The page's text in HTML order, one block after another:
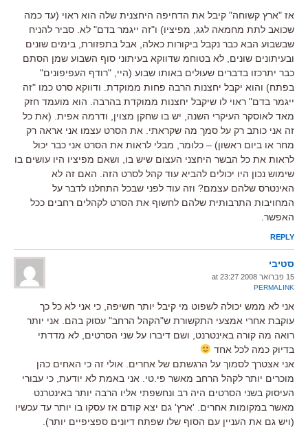
אז "ארץ קשוחה" קיבל את הדחיפה היחצנית שלה הוא ראוי (עד כמה
שכואב לתת מחמאה לגג, מפיציו) ו"זה ייגמר בדם" לא. סביר להניח
שבשבוע הבא כבר נקבל ביקורות כאלה, אבל בתפזורת, בימים שונים
ובעיתונים שונים, לא בטוחמ שדווקא בעיתוני סוף השבוע שמן הסתם
כבר יתרכזו בדברים שעולים באותו שבוע (היי, "רודף העפיפונים"
בפתח) והוא יקבל יחצנות הרבה פחות ממוקדת. ודווקא סרט כמו "זה
ייגמר בדם" ראוי לו שיקבל יחצנות ממוקדת בהרבה. הוא מועמד חזק
מאד לאוסקר העיקרי השנה, יש בו שחקן מצוין, ודרמה אפית. (את כל
זה אני כותב רק על סמך מה שקראתי. את הסרט עצמו אני אראה רק
מחר או ביום ראשון) – כלומר, מבלי לראות את הסרט אני כבר יכול
לראות את כל הבשר היחצני העצום שיש בו, ושאם מפיציו היו עושים בו
שימוש נכון היו יכולים להביא עוד קהל לסרט הזה. האם זה לא
האינטרס שלהם עצמם? וזה עוד לפני שבכל התחלנו לדבר על
המחויבות התרבותית שלהם לחשוף את הסרט לקהלים רחבים ככל
האפשר.
REPLY
סטיבי
15 פברואר 2008 at 23:27
PERMALINK
אני לא ממש יכולה לשפוט מי קיבל יותר חשיפה, כי אני לא כל כך
עוקבת אחרי אמצעי התקשורת ש"הקהל הרחב" עסוק בהם. אני יותר
רואה מה קורה באינטרנט, ושם דיברו על שני הסרטים, לא מדדתי
בדיוק כמה לכל אחד
אני אצטרך לסמוך על הרגשתם של אחרים. אולי זה כי האחים כהן
מוכרים יותר לקהל הרחב מאשר פי.טי. אני באמת לא יודעת, כי עבורי
העיסוק בשני הסרטים היה רב ונחשפתי אליו הרבה יותר באינטרנט
מאשר במקומות אחרים. 'ארץ' גם יצא קודם אז עסקו בו יותר עד עכשיו
(ויש גם את העניין עם הסוף שלו שפתח דיונים ספציפיים יותר).